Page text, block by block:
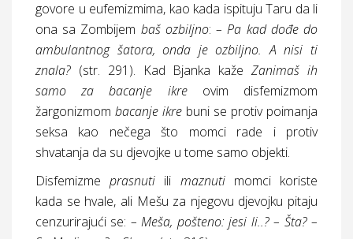
govore u eufemizmima, kao kada ispituju Taru da li
ona sa Zombijem baš ozbiljno:– Pa kad dođe do
ambulantnog šatora, onda je ozbiljno. A nisi ti
znala? (str. 291). Kad Bjanka kažeZanimaš ih
samo za bacanje ikre ovim disfemizmom
žargonizmom bacanje ikre buni se protiv poimanja
seksa kao nečega što momci rade i protiv
shvatanja da su djevojke u tome samo objekti.
Disfemizmeprasnuti ili maznutimomci koriste
kada se hvale, ali Mešu za njegovu djevojku pitaju
cenzurirajući se: – Meša, pošteno: jesi li..? – Šta? –